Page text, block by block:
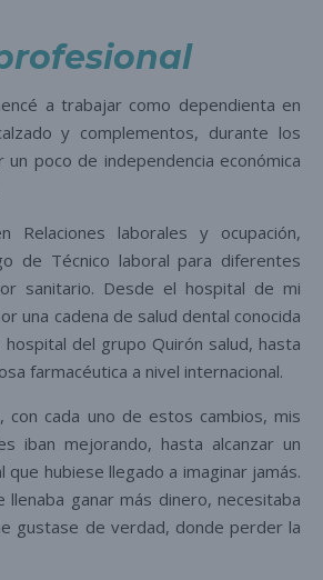
a trabajar como dependienta en
y complementos, durante los
un poco de independencia económica
Relaciones laborales y ocupación,
de Técnico laboral para diferentes
sanitario. Desde el hospital de mi
una cadena de salud dental conocida
hospital del grupo Quirón salud, hasta
farmacéutica a nivel internacional.
con cada uno de estos cambios, mis
iban mejorando, hasta alcanzar un
que hubiese llegado a imaginar jamás.
llenaba ganar más dinero, necesitaba
gustase de verdad, donde perder la